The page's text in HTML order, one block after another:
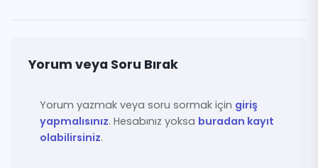
Yorum veya Soru Bırak
Yorum yazmak veya soru sormak için giriş
yapmalısınız. Hesabınız yoksa buradan kayıt
olabilirsiniz.